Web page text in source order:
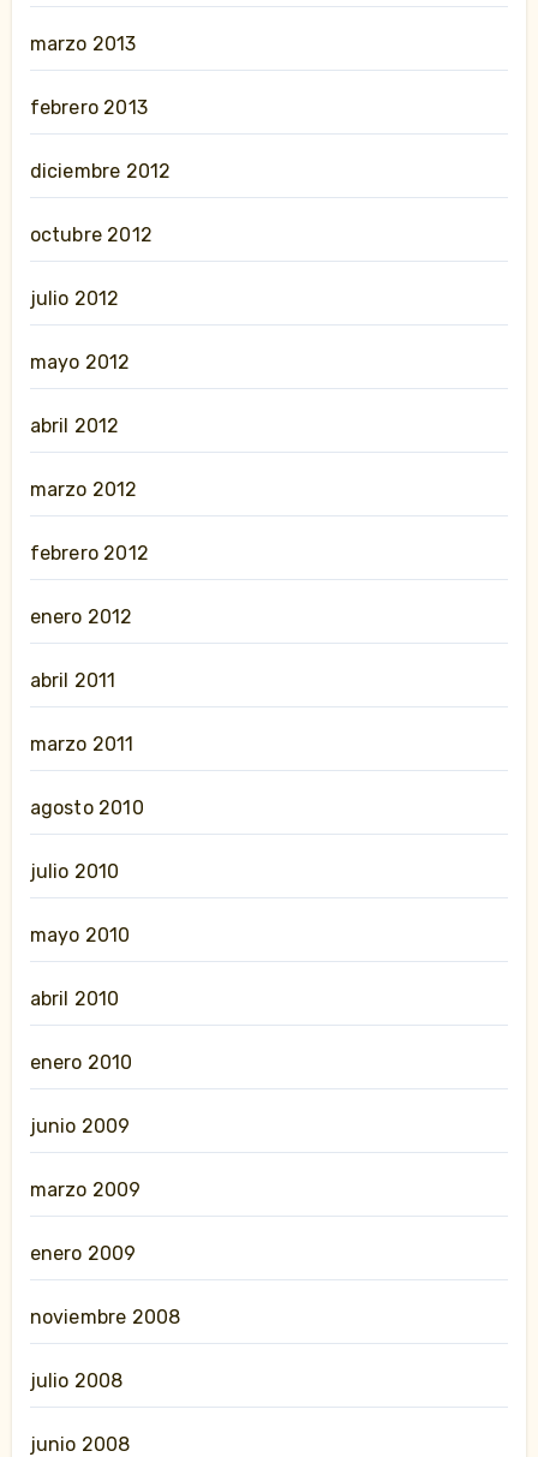
marzo 2013
febrero 2013
diciembre 2012
octubre 2012
julio 2012
mayo 2012
abril 2012
marzo 2012
febrero 2012
enero 2012
abril 2011
marzo 2011
agosto 2010
julio 2010
mayo 2010
abril 2010
enero 2010
junio 2009
marzo 2009
enero 2009
noviembre 2008
julio 2008
junio 2008